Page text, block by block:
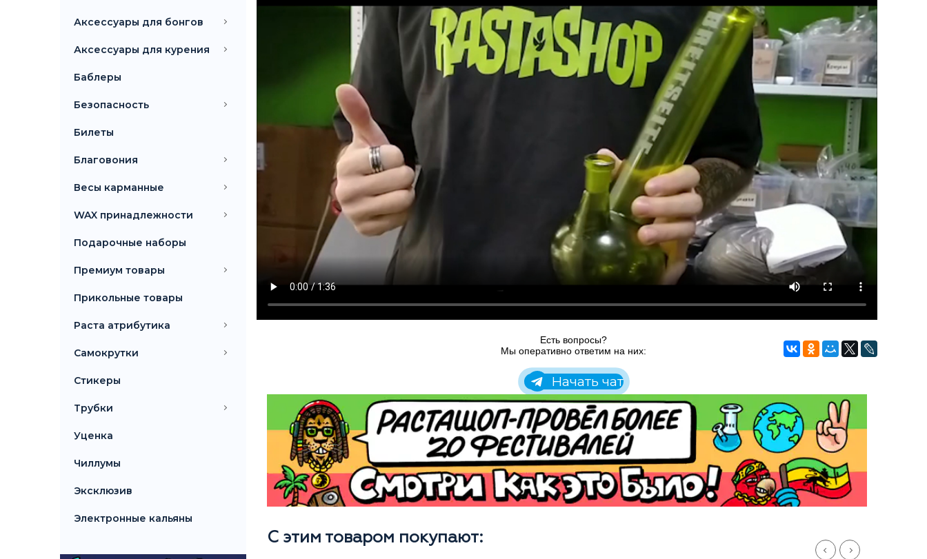
Аксессуары для бонгов
Аксессуары для курения
Баблеры
Безопасность
Билеты
Благовония
Весы карманные
WAX принадлежности
Подарочные наборы
Премиум товары
Прикольные товары
Раста атрибутика
Самокрутки
Стикеры
Трубки
Уценка
Чиллумы
Эксклюзив
Электронные кальяны
Есть вопросы?
Мы оперативно ответим на них:
Начать чат
С этим товаром покупают: